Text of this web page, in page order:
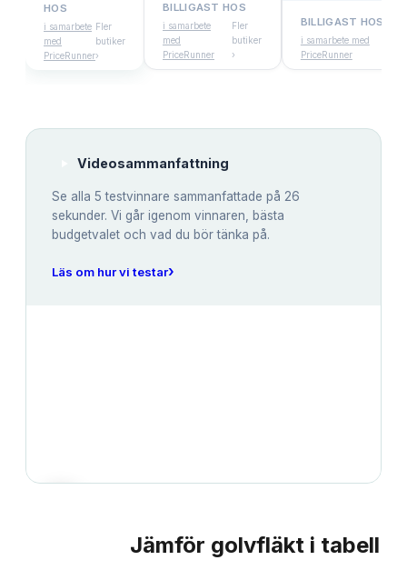
HOS
i samarbete
med
PriceRunner
Fler
butiker
›
BILLIGAST HOS
i samarbete
med
PriceRunner
Fler
butiker
›
BILLIGAST HOS
i samarbete med
PriceRunner
Videosammanfattning
Se alla 5 testvinnare sammanfattade på 26
sekunder. Vi går igenom vinnaren, bästa
budgetvalet och vad du bör tänka på.
Läs om hur vi testar›
Jämför golvfläkt i tabell